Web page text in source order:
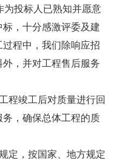
为投标人已熟知并愿意
，十分感激评委及建
程中，我们除响应招
，并对工程售后服务
程竣工后对质量进行回
，确保总体工程的质
定，按国家、地方规定